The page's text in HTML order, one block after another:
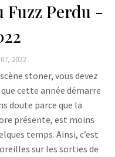
Fuzz Perdu -
2022
stoner, vous devez
cette année démarre
doute parce que la
présente, est moins
temps. Ainsi, c’est
sur les sorties de